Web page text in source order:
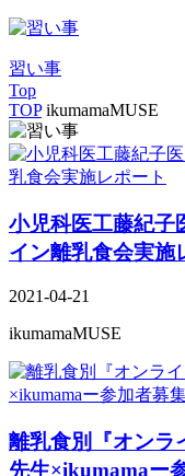
習い事
Top
TOP ikumamaMUSE
小児科医工藤紀子
イン離乳食会実施
2021-04-21
ikumamaMUSE
離乳食別『オンラ
先生×ikumamaー